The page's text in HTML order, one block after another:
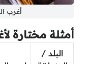
أغرب
أمثلة مختارة
البلد /